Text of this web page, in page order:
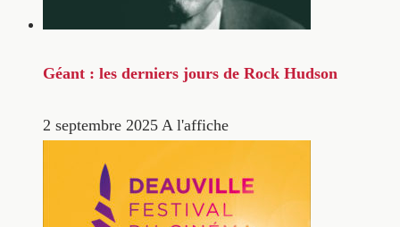
Géant : les derniers jours de Rock Hudson
2 septembre 2025 A l'affiche